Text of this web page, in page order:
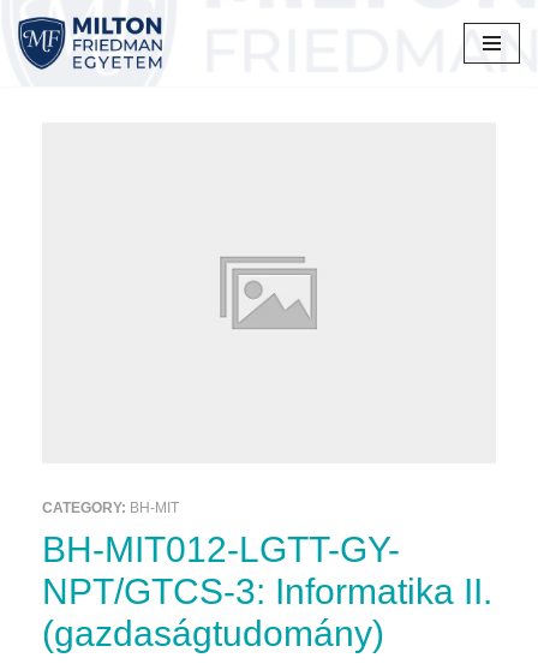
Skip
CATEGORY: BH-MIT
BH-MIT012-LGTT-GY-
NPT/GTCS-3: Informatika II.
(gazdaságtudomány)